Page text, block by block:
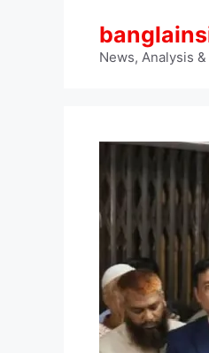
News, Analysis